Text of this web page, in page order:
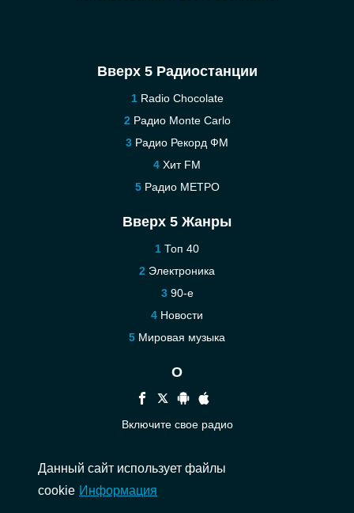
Вверх 5 Радиостанции
Radio Chocolate
Радио Monte Carlo
Радио Рекорд ФМ
Хит FM
Радио МЕТРО
Вверх 5 Жанры
Топ 40
Электроника
90-е
Новости
Мировая музыка
О
Включите свое радио
Связаться
Данный сайт использует файлы
cookie Информация